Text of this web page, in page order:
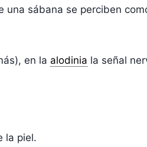
sábana se perciben
en la alodinia la señal
la piel.